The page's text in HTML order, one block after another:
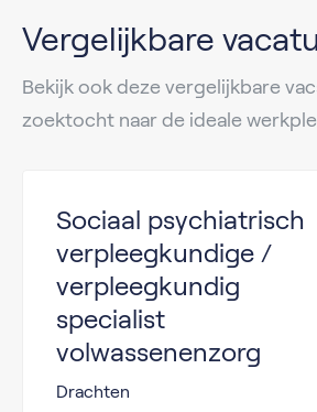
Vergelijkbare
Bekijk ook deze vergelijkbare
zoektocht naar de ideale
Sociaal psychiatrisch
verpleegkundige /
verpleegkundig
specialist
volwassenenzorg
Drachten